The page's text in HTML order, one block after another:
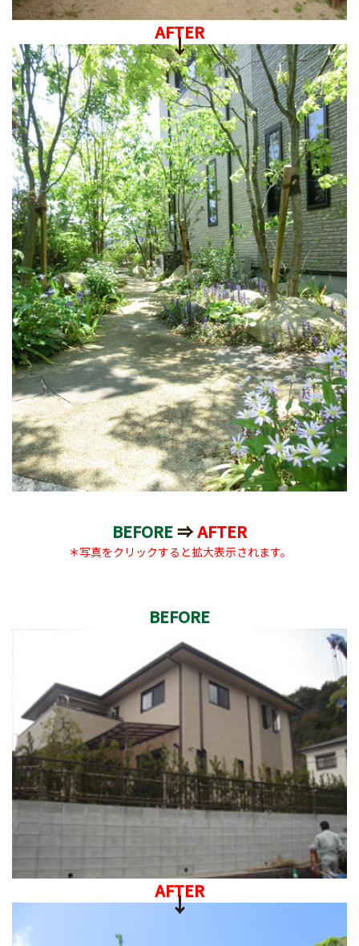
AFTER
BEFORE⇒AFTER
＊写真をクリックすると拡大表示されます。
BEFORE
AFTER